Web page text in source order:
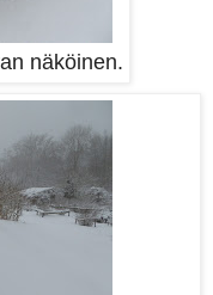
näköinen.